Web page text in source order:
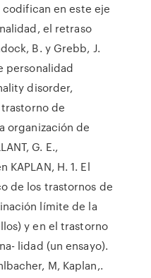
en este eje
el retraso
B. y Grebb, J.
personalidad
disorder,
de
organización de
G. E.,
KAPLAN, H. 1. El
de los trastornos de
límite de la
y en el trastorno
lidad (un ensayo).
M, Kaplan,.